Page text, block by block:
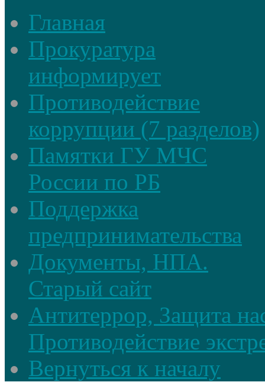
Главная
Прокуратура
информирует
Противодействие
коррупции (7 разделов)
Памятки ГУ МЧС
России по РБ
Поддержка
предпринимательства
Документы, НПА.
Старый сайт
Антитеррор, Защита
Противодействие
Вернуться к началу